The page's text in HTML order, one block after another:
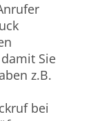
Sie
z.B.
bei